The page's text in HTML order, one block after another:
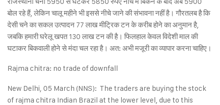
बोल रहे हैं, लेकिन चालू महीने भी इससे नीचे जाने की संभावना नहीं है। गौरतलब है कि
देसी चने का सकल उत्पादन 77 लाख मीट्रिक टन के करीब होने का अनुमान है,
जबकि हमारी घरेलू खपत 130 लाख टन की है। फिलहाल केवल विदेशी माल की
घटाकर बिकवाली होने से मंदा चल रहा है। अत: अभी मजूरी का व्यापार करना चाहिए।
Rajma chitra: no trade of downfall
New Delhi, 05 March (NNS): The traders are buying the stock
of rajma chitra Indian Brazil at the lower level, due to this